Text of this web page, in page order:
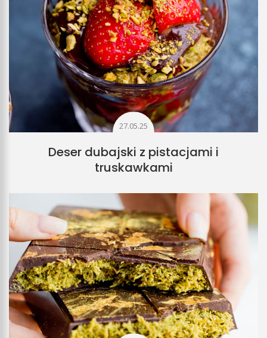
27.05.25
Deser dubajski z pistacjami i
truskawkami